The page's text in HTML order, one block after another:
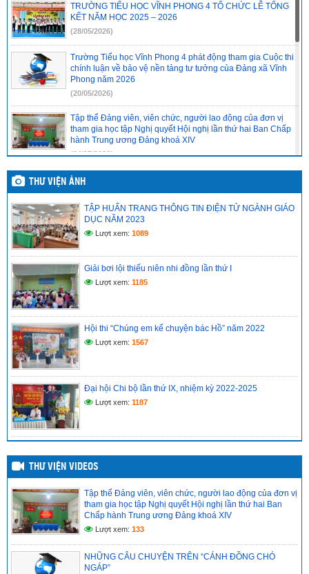
TRƯỜNG TIỂU HỌC VĨNH PHONG 4 TỔ CHỨC LỄ TỔNG
KẾT NĂM HỌC 2025 – 2026
(28/05/2026)
Trường Tiểu học Vĩnh Phong 4 phát động tham gia Cuộc thi
chính luận về bảo vệ nền tảng tư tưởng của Đảng xã Vĩnh
Phong năm 2026
(20/05/2026)
Tập thể Đảng viên, viên chức, người lao động của đơn vị
tham gia học tập Nghị quyết Hội nghị lần thứ hai Ban Chấp
hành Trung ương Đảng khoá XIV
(14/05/2026)
Chi bộ cơ sở trường Tiểu học Vĩnh Phong 4 báo cáo kết quả
(14/05/2026)
CHI BỘ CƠ SỞ TRƯỜNG TIỂU HỌC VĨNH PHONG 4 TỔ
CHỨC HỌC TẬP, QUÁN TRIỆT NGHỊ QUYẾT HỘI NGHỊ LẦN
THỨ II BAN CHẤP HÀNH TRUNG ƯƠNG ĐẢNG KHÓA XIV
(14/05/2026)
Hồ sơ đánh giá chuẩn nghề nghiệp giáo viên năm học
2025–2026
(12/05/2026)
THƯ VIỆN ẢNH
TẬP HUẤN TRANG THÔNG TIN ĐIỆN TỬ NGÀNH GIÁO
DỤC NĂM 2023
Lượt xem: 1089
Giải bơi lội thiếu niên nhi đồng lần thứ I
Lượt xem: 1185
Hội thi “Chúng em kể chuyện bác Hồ” năm 2022
Lượt xem: 1567
Đại hội Chi bộ lần thứ IX, nhiệm kỳ 2022-2025
Lượt xem: 1187
THƯ VIỆN VIDEOS
Tập thể Đảng viên, viên chức, người lao động của đơn vị
tham gia học tập Nghị quyết Hội nghị lần thứ hai Ban
Chấp hành Trung ương Đảng khoá XIV
Lượt xem: 133
NHỮNG CÂU CHUYỆN TRÊN “CÁNH ĐỒNG CHÓ
NGÁP”